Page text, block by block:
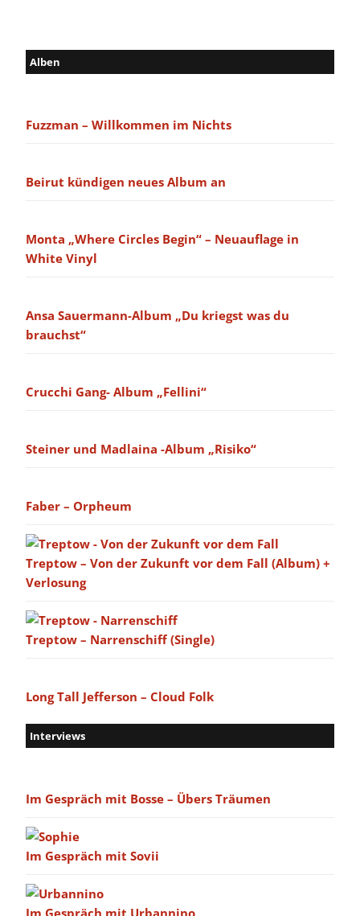
Alben
Fuzzman – Willkommen im Nichts
Beirut kündigen neues Album an
Monta „Where Circles Begin“ – Neuauflage in
White Vinyl
Ansa Sauermann-Album „Du kriegst was du
brauchst“
Crucchi Gang- Album „Fellini“
Steiner und Madlaina -Album „Risiko“
Faber – Orpheum
Treptow – Von der Zukunft vor dem Fall (Album) +
Verlosung
Treptow – Narrenschiff (Single)
Long Tall Jefferson – Cloud Folk
Interviews
Im Gespräch mit Bosse – Übers Träumen
Im Gespräch mit Sovii